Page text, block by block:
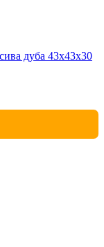
дуба 43х43х30